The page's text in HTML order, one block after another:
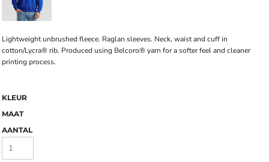
Lightweight unbrushed fleece. Raglan sleeves. Neck, waist and cuff in
cotton/Lycra® rib. Produced using Belcoro® yarn for a softer feel and cleaner
printing process.
KLEUR
MAAT
AANTAL